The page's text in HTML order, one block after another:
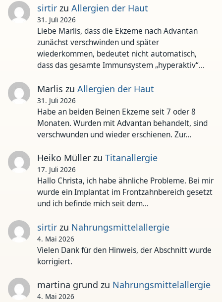
sirtirzu Allergien der Haut
31. Juli 2026
Liebe Marlis, dass die Ekzeme nach Advantan
zunächst verschwinden und später
wiederkommen, bedeutet nicht automatisch,
dass das gesamte Immunsystem „hyperaktiv“…
Marlis zu Allergien der Haut
31. Juli 2026
Habe an beiden Beinen Ekzeme seit 7 oder 8
Monaten. Wurden mit Advantan behandelt, sind
verschwunden und wieder erschienen. Zur…
Heiko Müllerzu Titanallergie
17. Juli 2026
Hallo Christa, ich habe ähnliche Probleme. Bei mir
wurde ein Implantat im Frontzahnbereich gesetzt
und ich befinde mich seit dem…
sirtirzu Nahrungsmittelallergie
4. Mai 2026
Vielen Dank für den Hinweis, der Abschnitt wurde
korrigiert.
martina grund zu Nahrungsmittelallergie
4. Mai 2026